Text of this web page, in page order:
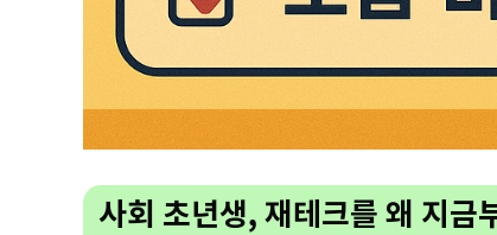
사회 초년생, 재테크를 왜 지금